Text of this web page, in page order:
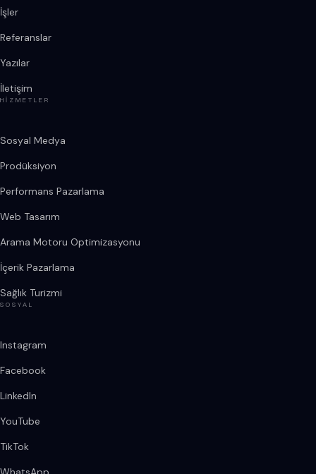
İşler
Referanslar
Yazılar
İletişim
HIZMETLER
Sosyal Medya
Prodüksiyon
Performans Pazarlama
Web Tasarım
Arama Motoru Optimizasyonu
İçerik Pazarlama
Sağlık Turizmi
SOSYAL
Instagram
Facebook
LinkedIn
YouTube
TikTok